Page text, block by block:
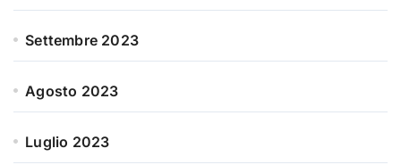
Settembre 2023
Agosto 2023
Luglio 2023